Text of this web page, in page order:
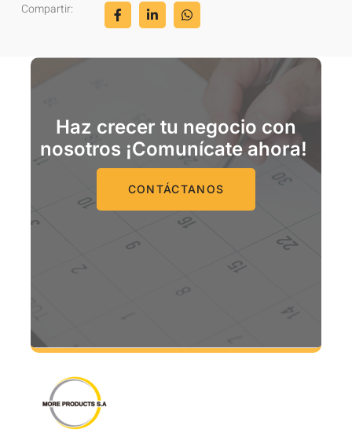
Compartir:
Haz crecer tu negocio con
nosotros ¡Comunícate ahora!
CONTÁCTANOS